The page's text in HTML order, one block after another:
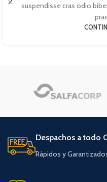
suspendisse cras odio
Despachos a todo
Rápidos y